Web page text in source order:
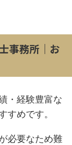
事務所｜お
・経験豊富な
すめです。
必要なため難